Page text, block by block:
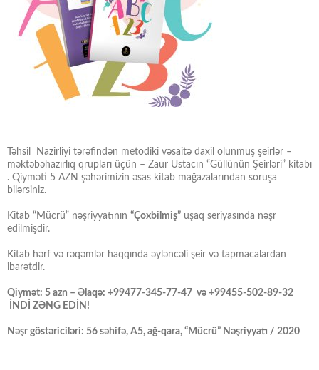
Təhsil Nazirliyi tərəfindən metodiki vəsaitə daxil olunmuş şeirlər –
məktəbəhazırlıq qrupları üçün – Zaur Ustacın “Güllünün Şeirləri” kitabı
. Qiyməti 5 AZN şəhərimizin əsas kitab mağazalarından soruşa
bilərsiniz.
Kitab “Mücrü” nəşriyyatının “Çoxbilmiş” uşaq seriyasında nəşr
edilmişdir.
Kitab hərf və rəqəmlər haqqında əyləncəli şeir və tapmacalardan
ibarətdir.
Qiymət: 5 azn – Əlaqə: +99477-345-77-47 və +99455-502-89-32
İNDİ ZƏNG EDİN!
Nəşr göstəriciləri: 56 səhifə, A5, ağ-qara, “Mücrü” Nəşriyyatı / 2020